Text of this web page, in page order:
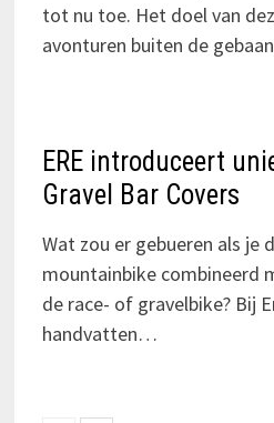
tot nu toe. Het doel van
avonturen buiten de
ERE introduceert
Gravel Bar Covers
Wat zou er gebueren als je
mountainbike combineerd
de race- of gravelbike? Bij
handvatten…